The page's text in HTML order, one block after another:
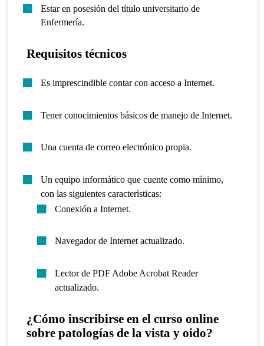
Estar en posesión del título universitario de
Enfermería.
Requisitos técnicos
Es imprescindible contar con acceso a Internet.
Tener conocimientos básicos de manejo de Internet.
Una cuenta de correo electrónico propia.
Un equipo informático que cuente como mínimo,
con las siguientes características:
Conexión a Internet.
Navegador de Internet actualizado.
Lector de PDF Adobe Acrobat Reader
actualizado.
¿Cómo inscribirse en el curso online
sobre patologías de la vista y oido?